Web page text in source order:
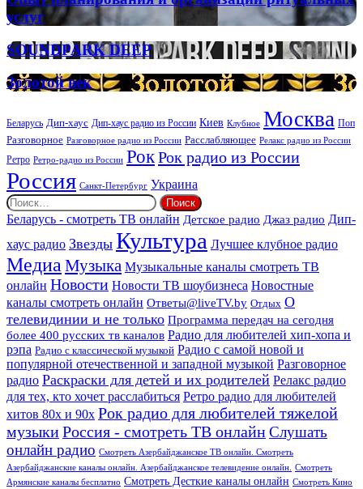
планирования
и
организации
ритуальных
услуг
SOUNDPARK
DEEP
SOUNDPARK DEEP
Золотой
век
Золотой век
Беларусь Дип-хаус Дип-хаус радио из России Киев Клубное Москва Поп
Разговорное Разговорное радио из России Расслабляющее Релакс радио из России
Ретро Ретро-радио из России РокРок радио из России
Россия Санкт-Петербург Украина
Найти:
Беларусь - смотреть ТВ онлайн Детское радио Джаз радио Дип-
хаус радио Звезды Культура Лучшее клубное радио
Медиа Музыка Музыкальные каналы смотреть ТВ
онлайн Новости Новости ТВ шоубизнеса Новостные
каналы смотреть онлайн Ответы@liveTV.by Отдых О
телевидинии и не только Программа передач на сегодня
более 400 русских тв каналов Радио для любителей хип-хопа и
рэпа Радио с классической музыкой Радио с самой новой и
популярной отечественной и западной музыкой Разговорное
радио Раскраски для детей и их родителей Релакс радио
для тех, кто хочет расслабиться Ретро радио для любителей
хитов 80х и 90х Рок радио для любителей тяжелой
музыкиРоссия - смотреть ТВ онлайнСлушать
онлайн радио Смотреть Азербайджанское ТВ онлайн. Смотреть
Азербайджанские каналы онлайн. Азербайджанское телевидение онлайн.
Смотреть
Армянские каналы бесплатно Смотреть Десткие каналы онлайн Смотреть Кино